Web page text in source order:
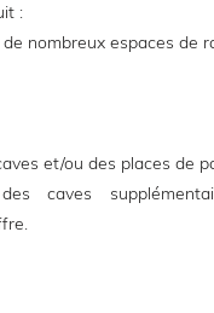
:
nombreux espaces de
et/ou des places de
caves